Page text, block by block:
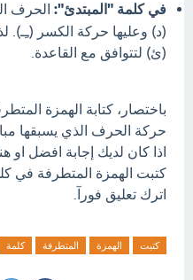
في كلمة "المبتدئ": الحرف
(د) وعليها حركة الكسر (ـِـ).
(ئ) لتتوافق مع القاعدة.
باختصار، كتابة الهمزة
حركة الحرف الذي يسبقها
اذا كان لديك إجابة افضل
كتبت الهمزة المتطرفة في
اترك تعليق فورآ.
كتبت الهمزة المتطرفة كلمة